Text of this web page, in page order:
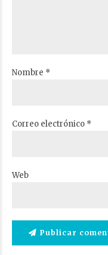
Nombre *
Correo electrónico *
Web
Publicar